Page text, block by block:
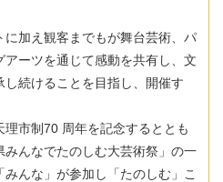
に加え観客までもが舞台芸術、パ
アーツを通じて感動を共有し、文
し続けることを目指し、開催す
理市制70 周年を記念するととも
みんなでたのしむ大芸術祭」の一
みんな」が参加し「たのしむ」こ